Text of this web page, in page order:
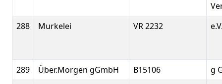
288
Murkelei VR 2232
289 Über.Morgen gGmbH B15106
g